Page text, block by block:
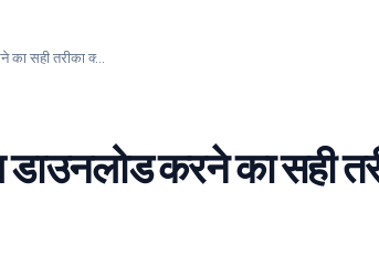
Instagram रील डाउनलोड करने का सही तरीका क्या है? जानिए पूरा प्रोसेस
करने का सही